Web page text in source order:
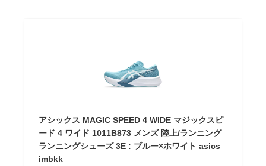
アシックス MAGIC SPEED 4 WIDE マジックスピ
ード 4 ワイド 1011B873 メンズ 陸上/ランニング
ランニングシューズ 3E : ブルー×ホワイト asics
imbkk